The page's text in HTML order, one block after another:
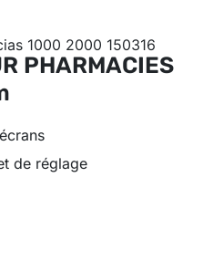
PHARMACIES
de réglage